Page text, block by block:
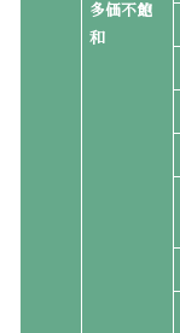
多価不飽
和